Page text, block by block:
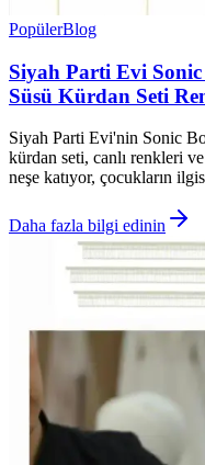
PopülerBlog
Siyah Parti Evi
Süsü Kürdan Seti
Siyah Parti Evi'nin Sonic
kürdan seti, canlı renkleri
neşe katıyor, çocukların
Daha fazla bilgi edinin